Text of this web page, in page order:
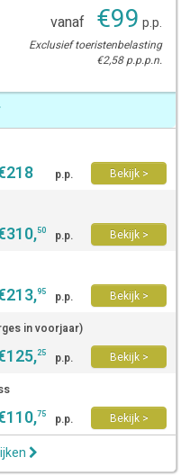
vanaf €99 p.p.
Exclusief toeristenbelasting
€2,58 p.p.p.n.
218 p.p.
Bekijk >
310,50 p.p.
Bekijk >
213,95 p.p.
Bekijk >
in voorjaar)
125,25 p.p.
Bekijk >
110,75 p.p. Bekijk >